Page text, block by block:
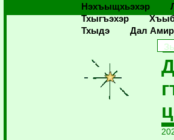
Нэхъыщхьэхэр
Тхыгъэхэр
Тхыдэ
Дал Амир